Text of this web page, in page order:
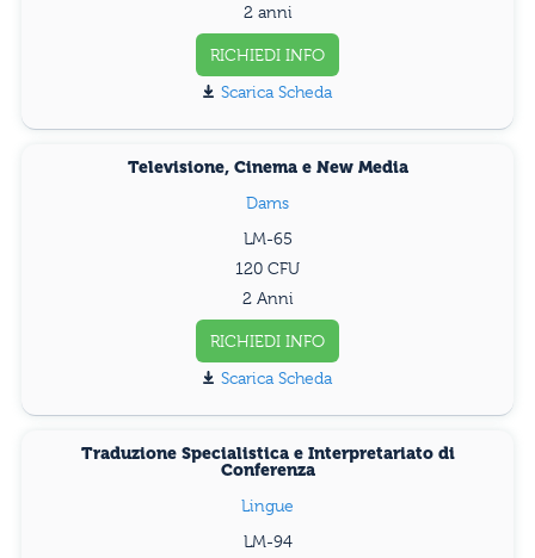
2 anni
RICHIEDI INFO
Scarica Scheda
Televisione, Cinema e New Media
Dams
LM-65
120
2 Anni
RICHIEDI INFO
Scarica Scheda
Traduzione Specialistica e Interpretariato di
Conferenza
Lingue
LM-94